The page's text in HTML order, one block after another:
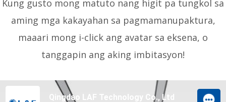
Kung gusto mong matuto nang higit pa tungkol sa
aming mga kakayahan sa pagmamanupaktura,
maaari mong i-click ang avatar sa eksena, o
tanggapin ang aking imbitasyon!